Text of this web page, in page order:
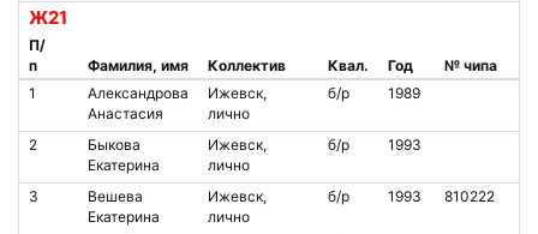
Ж21
П/
п
Фамилия, имя Коллектив Квал. Год
№ чипа
1
Александрова
Анастасия
Ижевск,
лично
б/р 1989
2
Быкова
Екатерина
Ижевск,
лично
б/р 1993
3
Вешева
Екатерина
Ижевск,
лично
б/р 1993 810222